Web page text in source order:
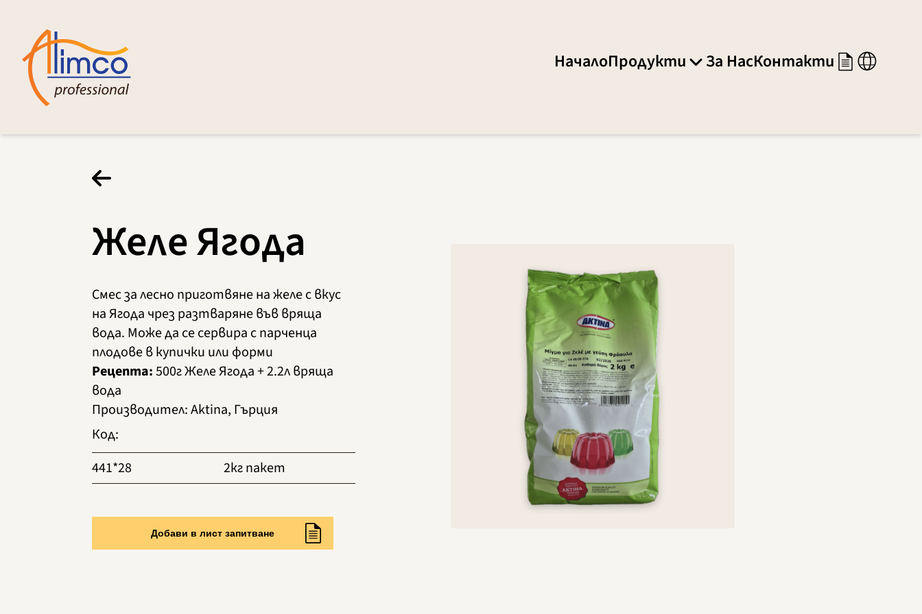
НачалоПродукти За НасКонтакти
Желе Ягода
Смес за лесно приготвяне на желе с вкус
на Ягода чрез разтваряне във вряща
вода. Може да се сервира с парченца
плодове в купички или форми
Рецепта:500г Желе Ягода + 2.2л вряща
вода
Производител:Aktina, Гърция
Код:
441*28
2кг пакет
Добави в лист запитване